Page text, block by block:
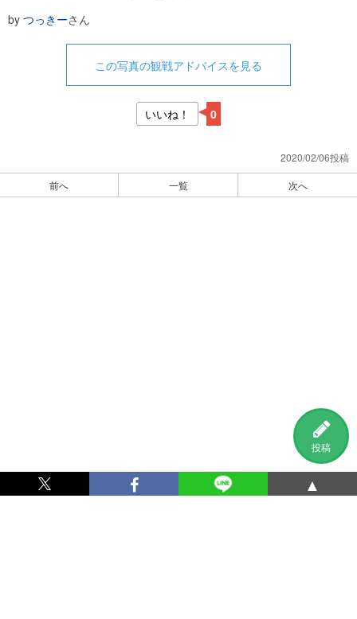
投稿
by つっきーさん
この写真の観戦アドバイスを見る
いいね！ 0
2020/02/06投稿
前へ 一覧 次へ
▲